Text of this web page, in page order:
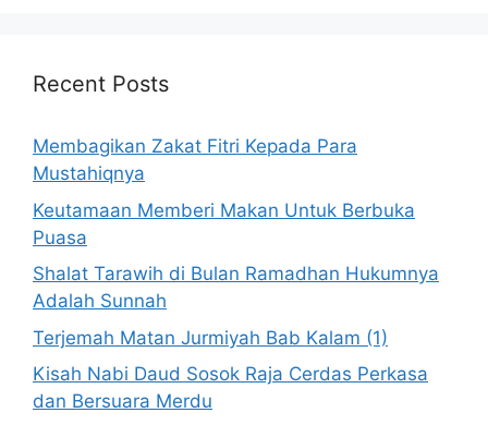
Recent Posts
Membagikan Zakat Fitri Kepada Para
Mustahiqnya
Keutamaan Memberi Makan Untuk Berbuka
Puasa
Shalat Tarawih di Bulan Ramadhan Hukumnya
Adalah Sunnah
Terjemah Matan Jurmiyah Bab Kalam (1)
Kisah Nabi Daud Sosok Raja Cerdas Perkasa
dan Bersuara Merdu